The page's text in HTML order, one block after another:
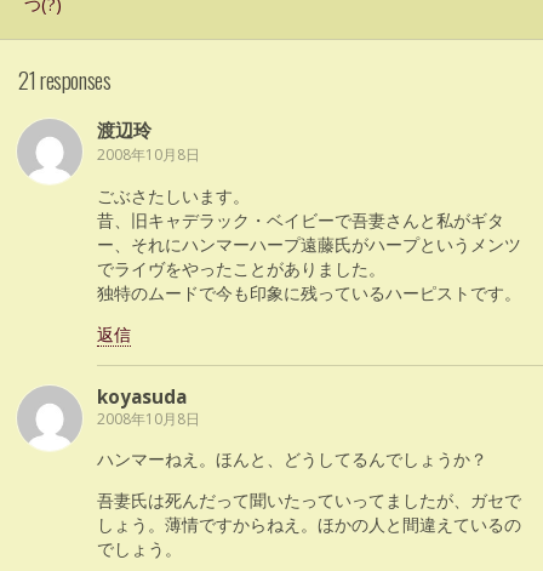
21 responses
渡辺玲
2008年10月8日
ごぶさたしいます。
昔、旧キャデラック・ベイビーで吾妻さんと私がギタ
ー、それにハンマーハープ遠藤氏がハープというメンツ
でライヴをやったことがありました。
独特のムードで今も印象に残っているハーピストです。
返信
koyasuda
2008年10月8日
ハンマーねえ。ほんと、どうしてるんでしょうか？
吾妻氏は死んだって聞いたっていってましたが、ガセで
しょう。薄情ですからねえ。ほかの人と間違えているの
でしょう。